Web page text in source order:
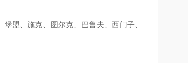
盟、施克、图尔克、巴鲁夫、西门子、